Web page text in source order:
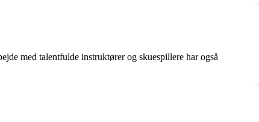
med talentfulde instruktører og skuespillere har også